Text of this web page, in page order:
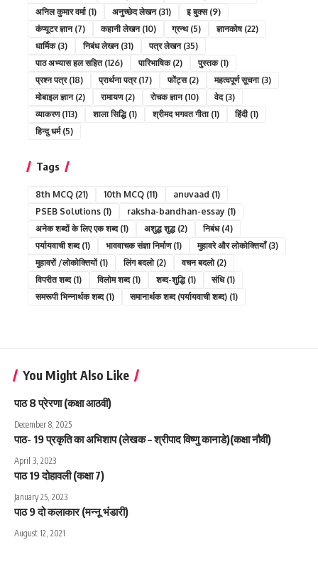
अनिल कुमार वर्मा(1) अनुच्छेद लेखन(31) इ बुक्स(9)
कंप्यूटर ज्ञान(7) कहानी लेखन(10) ग्रन्थ(5) ज्ञानकोष(22)
धार्मिक(3) निबंध लेखन(31) पत्र लेखन(35)
पाठ अभ्यास हल सहित(126) पारिभाषिक(2) पुस्तक(1)
प्रश्न पत्र(18) प्रार्थना पत्र(17) फोंट्स(2) महत्वपूर्ण सूचना(3)
मोबाइल ज्ञान(2) रामायण(2) रोचक ज्ञान(10) वेद(3)
व्याकरण(113) शाला सिद्धि(1) श्रीमद भगवत गीता(1) हिंदी(1)
हिन्दु धर्म(5)
Tags
8th MCQ (21) 10th MCQ (11) anuvaad (1)
PSEB Solutions (1) raksha-bandhan-essay (1)
अनेक शब्दों के लिए एक शब्द(1) अशुद्ध शुद्ध(2) निबंध(4)
पर्यायवाची शब्द(1) भाववाचक संज्ञा निर्माण(1) मुहावरे और लोकोक्तियाँ(3)
मुहावरों /लोकोक्तियों(1) लिंग बदलो(2) वचन बदलो(2)
विपरीत शब्द(1) विलोम शब्द(1) शब्द-शुद्धि(1) संधि(1)
समरूपी भिन्नार्थक शब्द(1) समानार्थक शब्द (पर्यायवाची शब्द) (1)
You Might Also Like
पाठ 8 प्रेरणा (कक्षा आठवीं)
December 8, 2025
पाठ- 19 प्रकृति का अभिशाप (लेखक – श्रीपाद विष्णु कानाडे)(कक्षा नौवीं)
April 3, 2023
पाठ 19 दोहावली (कक्षा 7)
January 25, 2023
पाठ 9 दो कलाकार (मन्नू भंडारी)
August 12, 2021